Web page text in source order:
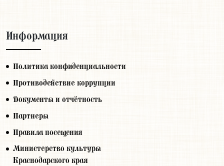
Информация
Политика конфиденциальности
Противодействие коррупции
Документы и отчётность
Партнеры
Правила посещения
Министерство культуры
Краснодарского края